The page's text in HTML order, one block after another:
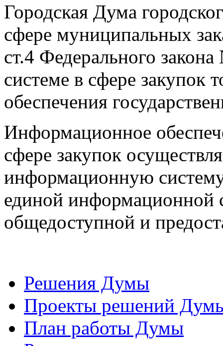
Городская Дума
сфере муниципальных
ст.4 Федерального
системе в сфере закупок
обеспечения
Информационное
сфере закупок
информационную
единой информационной
общедоступной и
Решения Думы
Проекты решений
План работы Думы